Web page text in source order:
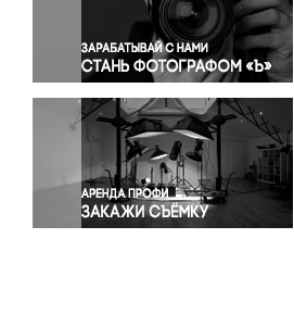
Правосудие
Происшествия и конфликты
Религия
Светская жизнь
Спорт
Экология
Экономика и бизнес